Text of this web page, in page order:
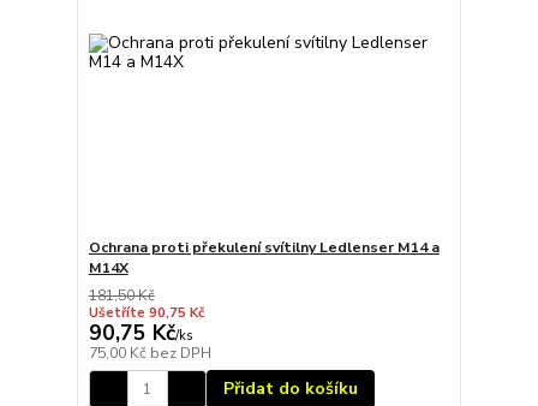
Ochrana proti překulení svítilny Ledlenser M14 a
M14X
181,50 Kč
Ušetříte 90,75 Kč
90,75 Kč/ks
75,00 Kč bez DPH
Přidat do košíku